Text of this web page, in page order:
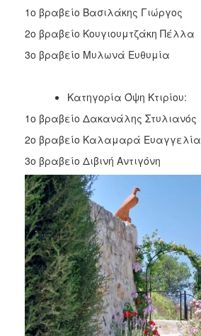
1ο βραβείο Βασιλάκης Γιώργος
2ο βραβείο Κουγιουμτζάκη Πέλλα
3ο βραβείο Μυλωνά Ευθυμία
Κατηγορία Όψη Κτιρίου:
1ο βραβείο Δακανάλης Στυλιανός
2ο βραβείο Καλαμαρά Ευαγγελία
3ο βραβείο Διβινή Αντιγόνη